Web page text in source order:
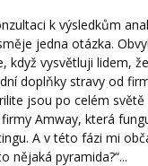
k výsledkům
jedna otázka.
když vysvětluji lidem,
doplňky stravy od
jsou po celém světě
Amway, která
A v této fázi mi
nějaká pyramida?“...